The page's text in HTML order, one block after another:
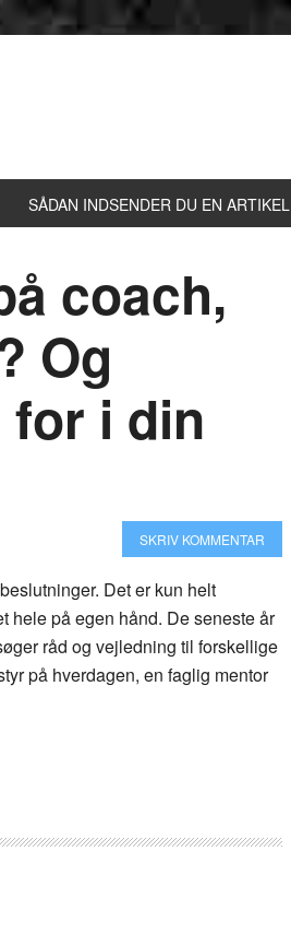
SÅDAN INDSENDER DU EN ARTIKEL
coach,
Og
i din
SKRIV KOMMENTAR
Det er kun helt
hele på egen hånd. De seneste år
råd og vejledning til forskellige
på hverdagen, en faglig mentor